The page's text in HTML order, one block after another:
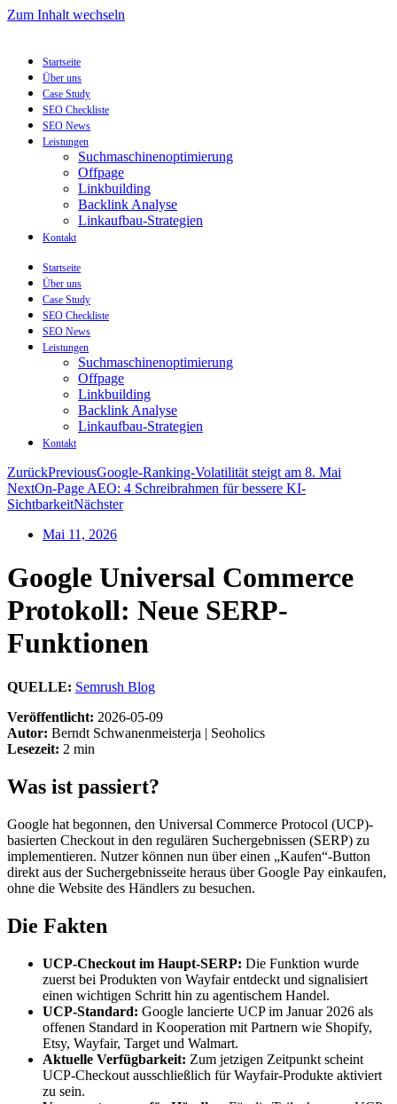
Zum Inhalt wechseln
Startseite
Über uns
Case Study
SEO Checkliste
SEO News
Leistungen
Suchmaschinenoptimierung
Offpage
Linkbuilding
Backlink Analyse
Linkaufbau-Strategien
Kontakt
Startseite
Über uns
Case Study
SEO Checkliste
SEO News
Leistungen
Suchmaschinenoptimierung
Offpage
Linkbuilding
Backlink Analyse
Linkaufbau-Strategien
Kontakt
ZurückPreviousGoogle-Ranking-Volatilität steigt am 8. Mai
NextOn-Page AEO: 4 Schreibrahmen für bessere KI-
SichtbarkeitNächster
Mai 11, 2026
Google Universal Commerce
Protokoll: Neue SERP-
Funktionen
QUELLE: Semrush Blog
Veröffentlicht: 2026-05-09
Autor: Berndt Schwanenmeisterja | Seoholics
Lesezeit: 2 min
Was ist passiert?
Google hat begonnen, den Universal Commerce Protocol (UCP)-
basierten Checkout in den regulären Suchergebnissen (SERP) zu
implementieren. Nutzer können nun über einen „Kaufen“-Button
direkt aus der Suchergebnisseite heraus über Google Pay einkaufen,
ohne die Website des Händlers zu besuchen.
Die Fakten
UCP-Checkout im Haupt-SERP: Die Funktion wurde
zuerst bei Produkten von Wayfair entdeckt und signalisiert
einen wichtigen Schritt hin zu agentischem Handel.
UCP-Standard: Google lancierte UCP im Januar 2026 als
offenen Standard in Kooperation mit Partnern wie Shopify,
Etsy, Wayfair, Target und Walmart.
Aktuelle Verfügbarkeit: Zum jetzigen Zeitpunkt scheint
UCP-Checkout ausschließlich für Wayfair-Produkte aktiviert
zu sein.